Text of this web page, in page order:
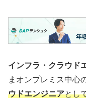
インフラ・クラウド
まオンプレミス中心
ウドエンジニアとし